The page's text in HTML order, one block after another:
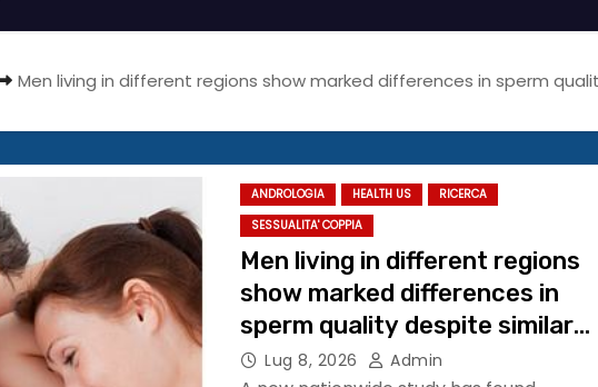
Men living in different regions show marked differences in sperm
ANDROLOGIA HEALTH US
RICERCA
SESSUALITA' COPPIA
Men living in different regions
show marked differences in
sperm quality despite similar
lifestyles, novel study finds
Lug 8, 2026 Admin